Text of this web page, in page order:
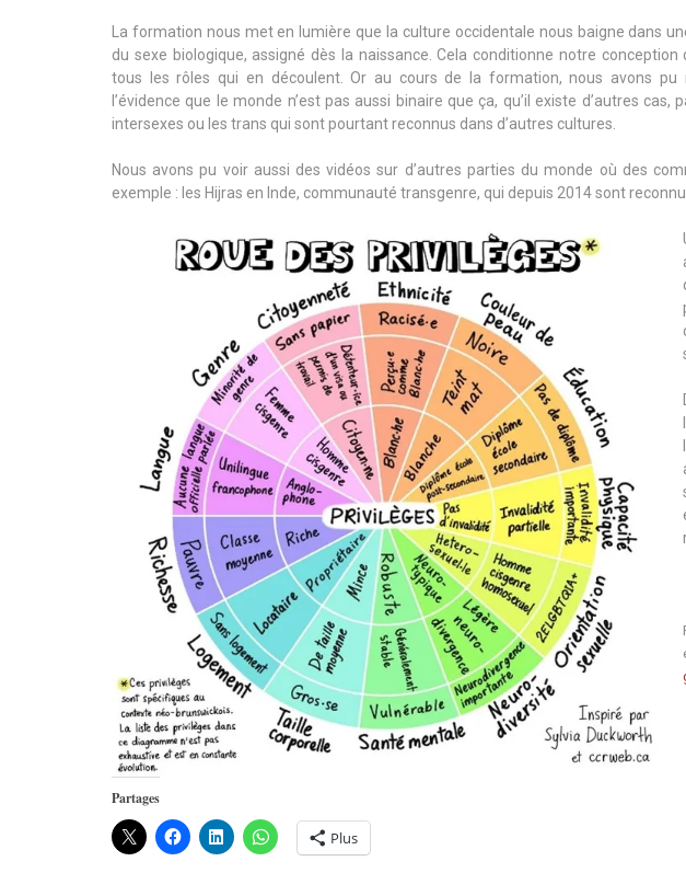
La formation nous met en lumière que la culture occidentale nous baigne dans
du sexe biologique, assigné dès la naissance. Cela conditionne notre conception
tous les rôles qui en découlent. Or au cours de la formation, nous avons pu
l’évidence que le monde n’est pas aussi binaire que ça, qu’il existe d’autres cas,
intersexes ou les trans qui sont pourtant reconnus dans d’autres cultures.
Nous avons pu voir aussi des vidéos sur d’autres parties du monde où des
exemple : les Hijras en Inde, communauté transgenre, qui depuis 2014 sont
Partages
Plus